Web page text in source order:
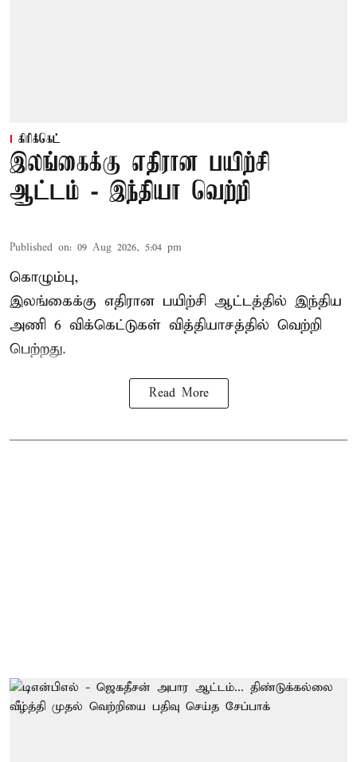
கிரிக்கெட்
இலங்கைக்கு எதிரான பயிற்சி
ஆட்டம் - இந்தியா வெற்றி
Published on: 09 Aug 2026, 5:04 pm
கொழும்பு,
இலங்கைக்கு எதிரான பயிற்சி ஆட்டத்தில் இந்திய
அணி 6 விக்கெட்டுகள் வித்தியாசத்தில் வெற்றி
பெற்றது.
Read More